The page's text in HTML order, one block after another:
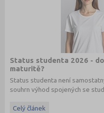
Status studenta 2026 -
maturitě?
Status studenta není
souhrn výhod spojených se
Celý článek